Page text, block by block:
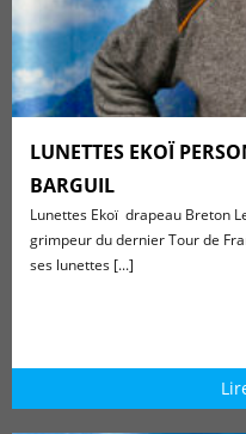
LUNETTES EKOÏ
BARGUIL
Lunettes Ekoï drapeau Breton
grimpeur du dernier Tour de
ses lunettes [...]